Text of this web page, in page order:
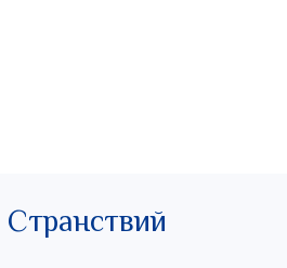
Странствий